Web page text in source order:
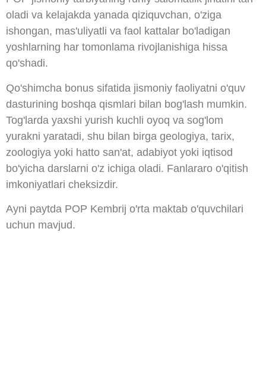
oladi va kelajakda yanada qiziquvchan, o'ziga
ishongan, mas'uliyatli va faol kattalar bo'ladigan
yoshlarning har tomonlama rivojlanishiga hissa
qo'shadi.
Qo'shimcha bonus sifatida jismoniy faoliyatni o'quv
dasturining boshqa qismlari bilan bog'lash mumkin.
Tog'larda yaxshi yurish kuchli oyoq va sog'lom
yurakni yaratadi, shu bilan birga geologiya, tarix,
zoologiya yoki hatto san'at, adabiyot yoki iqtisod
bo'yicha darslarni o'z ichiga oladi. Fanlararo o'qitish
imkoniyatlari cheksizdir.
Ayni paytda POP Kembrij o'rta maktab o'quvchilari
uchun mavjud.